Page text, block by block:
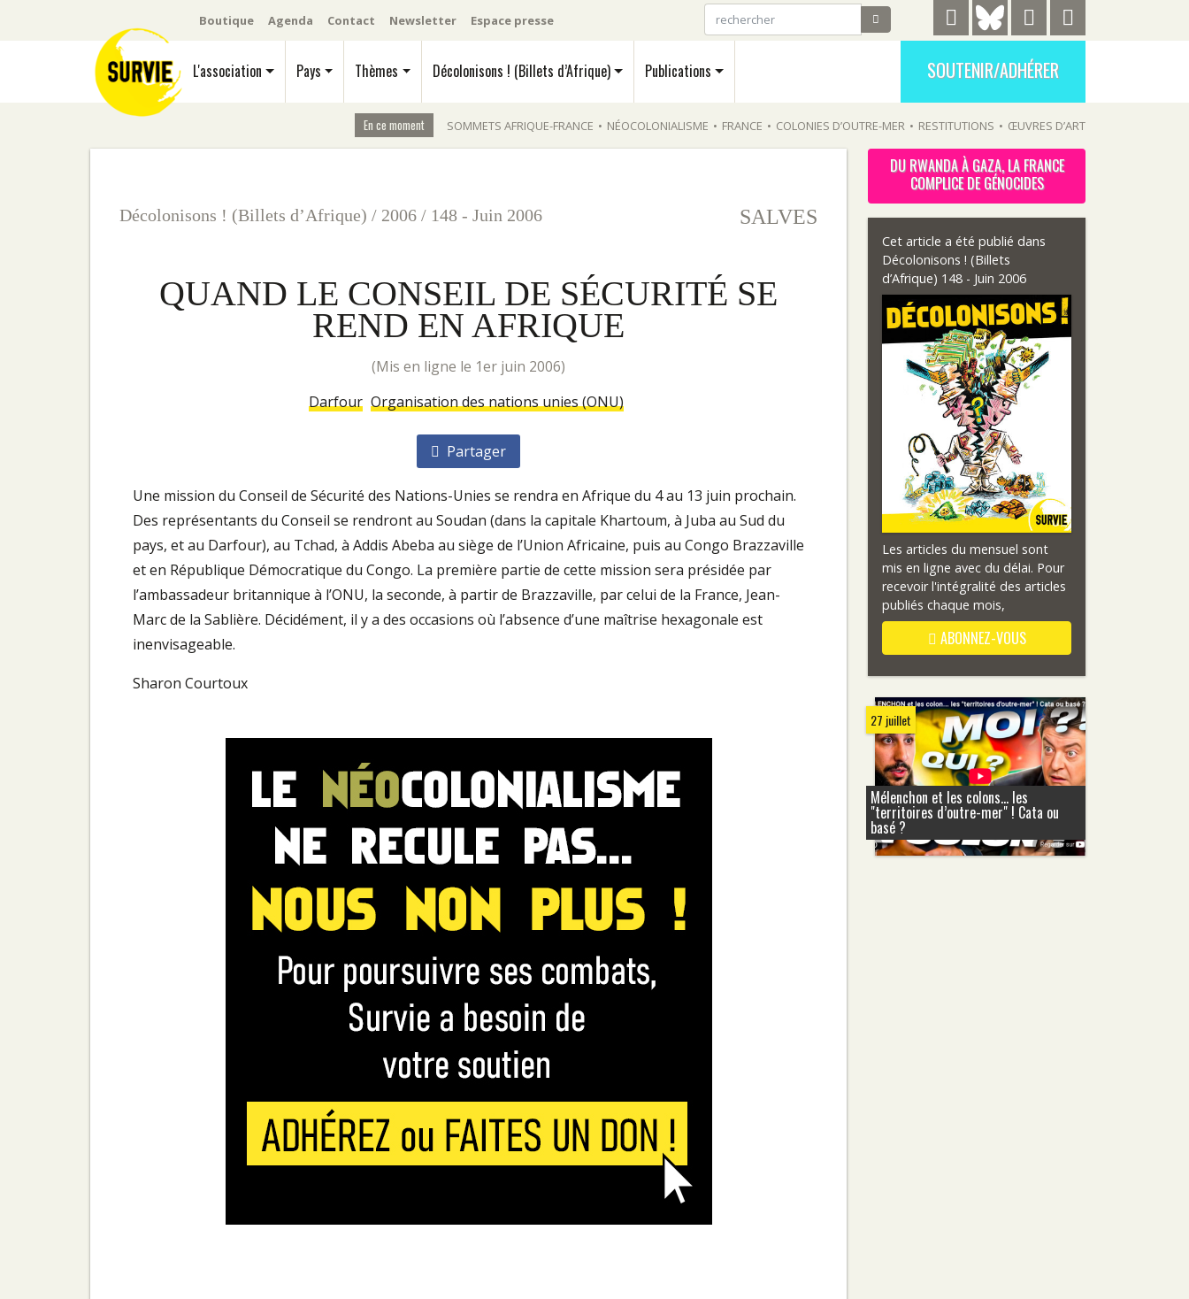
Boutique Agenda Contact Newsletter Espace presse
L'association Pays Thèmes Décolonisons ! (Billets d’Afrique) Publications SOUTENIR/ADHÉRER
En ce moment SOMMETS AFRIQUE-FRANCE • NÉOCOLONIALISME • FRANCE • COLONIES D’OUTRE-MER • RESTITUTIONS • ŒUVRES D’ART
Décolonisons ! (Billets d’Afrique) / 2006 / 148 - Juin 2006 SALVES
QUAND LE CONSEIL DE SÉCURITÉ SE
REND EN AFRIQUE
(mis en ligne le 1er juin 2006)
Darfour Organisation des nations unies (ONU)
Partager
Une mission du Conseil de Sécurité des Nations-Unies se rendra en Afrique du 4 au 13 juin prochain.
Des représentants du Conseil se rendront au Soudan (dans la capitale Khartoum, à Juba au Sud du
pays, et au Darfour), au Tchad, à Addis Abeba au siège de l’Union Africaine, puis au Congo Brazzaville
et en République Démocratique du Congo. La première partie de cette mission sera présidée par
l’ambassadeur britannique à l’ONU, la seconde, à partir de Brazzaville, par celui de la France, Jean-
Marc de la Sablière. Décidément, il y a des occasions où l’absence d’une maîtrise hexagonale est
inenvisageable.
Sharon Courtoux
DU RWANDA À GAZA, LA FRANCE
COMPLICE DE GÉNOCIDES
Cet article a été publié dans
Décolonisons ! (Billets
d’Afrique) 148 - Juin 2006
Les articles du mensuel sont
mis en ligne avec du délai. Pour
recevoir l'intégralité des articles
publiés chaque mois,
ABONNEZ-VOUS
27 juillet
Mélenchon et les colons... les
"territoires d’outre-mer" ! Cata ou
basé ?